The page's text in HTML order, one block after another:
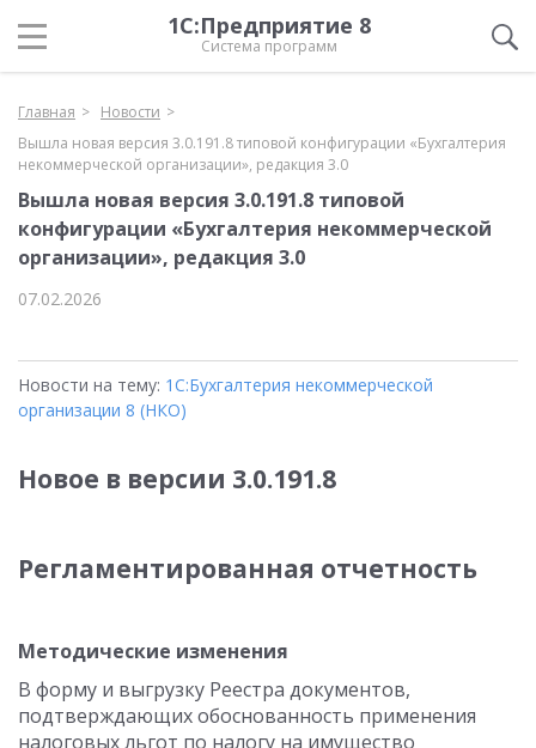
1С:Предприятие 8
Система программ
Главная
Новости
Вышла новая версия 3.0.191.8 типовой конфигурации «Бухгалтерия
некоммерческой организации», редакция 3.0
Вышла новая версия 3.0.191.8 типовой
конфигурации «Бухгалтерия некоммерческой
организации», редакция 3.0
07.02.2026
Новости на тему: 1С:Бухгалтерия некоммерческой
организации 8 (НКО)
Новое в версии 3.0.191.8
Регламентированная отчетность
Методические изменения
В форму и выгрузку Реестра документов,
подтверждающих обоснованность применения
налоговых льгот по налогу на имущество